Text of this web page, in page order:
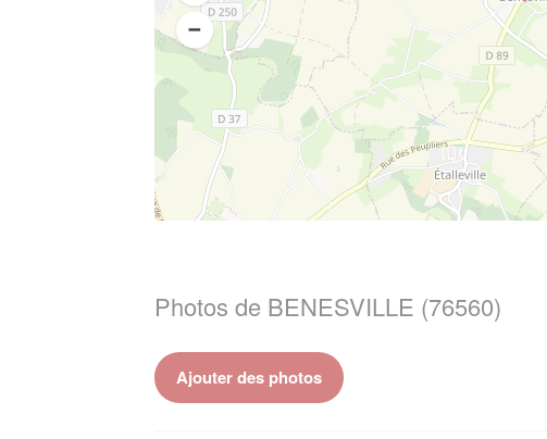
Photos de BENESVILLE (76560)
Ajouter des photos